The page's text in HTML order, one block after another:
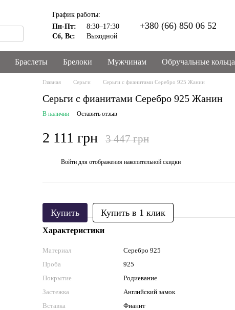
График работы:
Пн-Пт:
8:30–17:30
Сб, Вс:
Выходной
+380 (66) 850 06 52
Браслеты Брелоки Мужчинам Обручальные кольца
Главная Серьги Серьги с фианитами Серебро 925 Жанин
Серьги с фианитами Серебро 925 Жанин
В наличии Оставить отзыв
2 111 грн 3 447 грн
Войти для отображения накопительной скидки
Купить Купить в 1 клик
Характеристики
Материал
Серебро 925
Проба
925
Покрытие
Родиевание
Застежка
Английский замок
Вставка
Фианит